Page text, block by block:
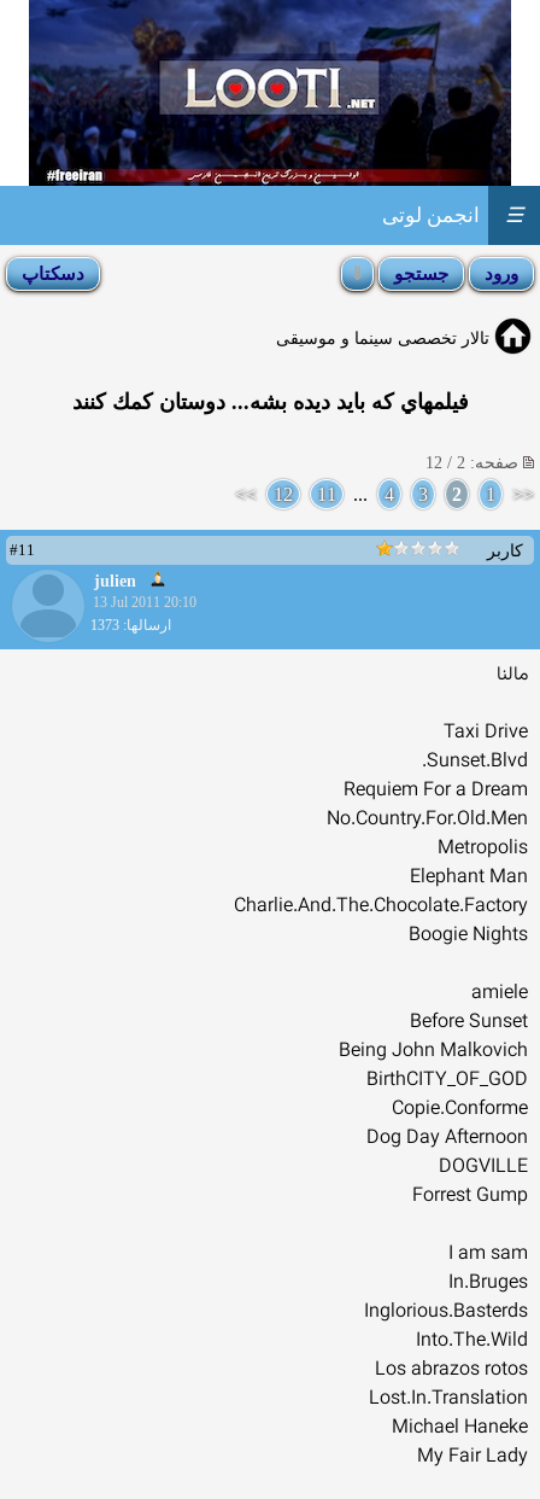
انجمن لوتی ☰
تالار تخصصی سینما و موسیقی
فيلمهاي كه بايد ديده بشه... دوستان كمك كنند
صفحه: 2 / 12
<<
1
2
3
4
...
11
12
>>
کاربر
#11
julien
13 Jul 2011 20:10
ارسالها: 1373
مالنا
Taxi Drive
Sunset.Blvd.
Requiem For a Dream
No.Country.For.Old.Men
Metropolis
Elephant Man
Charlie.And.The.Chocolate.Factory
Boogie Nights
amiele
Before Sunset
Being John Malkovich
BirthCITY_OF_GOD
Copie.Conforme
Dog Day Afternoon
DOGVILLE
Forrest Gump
I am sam
In.Bruges
Inglorious.Basterds
Into.The.Wild
Los abrazos rotos
Lost.In.Translation
Michael Haneke
My Fair Lady